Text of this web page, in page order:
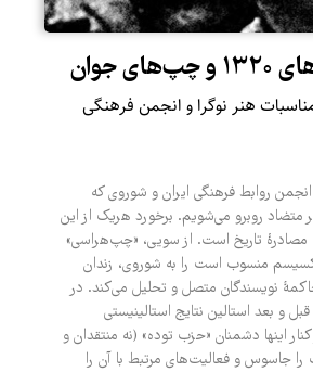
جوان
هنر نوگرا و انجمن فرهنگی
انجمن روابط فرهنگی ایران و شوروی که
متضاد روبرو می‌شویم. برخورد هریک از این
مصادرۀ تاریخ است. از سویی، «چپ‌هراسی»
منسوب است را به شوروی، زندان
نویسندگان متصل و تحلیل می‌کند. در
و بعد استالین نتایج استالینیستی
اینها دشمنان «حزب توده» (نه منتقدان و
را جاسوس و فعالیت‌های مرتبط با آن را